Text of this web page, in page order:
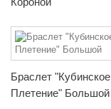
Браслет "Кубинское
Плетение" Большой